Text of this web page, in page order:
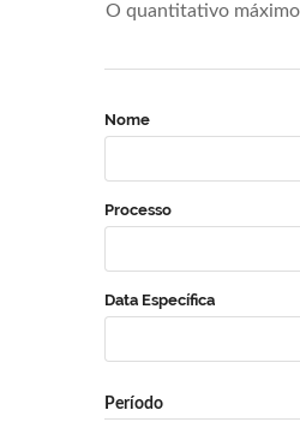
O quantitativo
Nome
Processo
Data Específica
Período